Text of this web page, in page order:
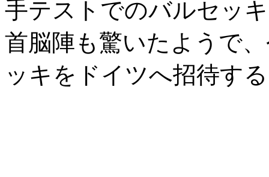
手テストでのバルセッ
首脳陣も驚いたようで
ッキをドイツへ招待す